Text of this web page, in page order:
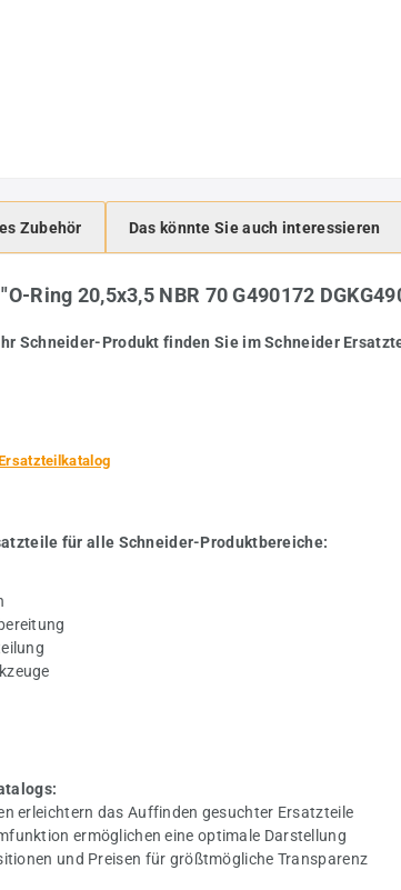
Zubehör Das könnte Sie auch interessieren
Ring 20,5x3,5 NBR 70 G490172
Schneider-Produkt finden Sie im Schneider
für alle Schneider-Produktbereiche:
erleichtern das Auffinden gesuchter Ersatzteile
ermöglichen eine optimale Darstellung
und Preisen für größtmögliche Transparenz